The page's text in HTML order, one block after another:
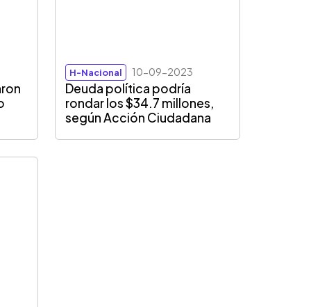
H-Nacional 10-09-2023
Deuda política podría
rondar los $34.7 millones,
según Acción Ciudadana